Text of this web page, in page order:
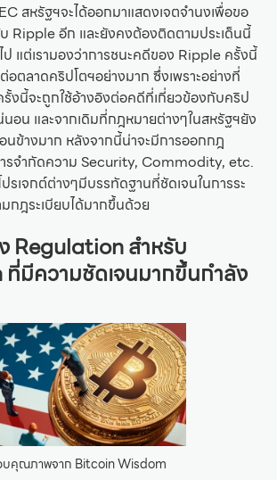
สหรัฐฯจะได้ออกมาแสดงเจตจำนงเพื่อขอ
อีก และยังคงต้องติดตามประเด็นนี้
แต่เรามองว่าการชนะคดีของ Ripple ครั้งนี้
ตลาดคริปโตฯอย่างมาก ซึ่งเพราะอย่างที่
งนี้จะถูกใช้อ้างอิงต่อคดีที่เกี่ยวข้องกับคริป
อน และจากเดิมที่กฎหมายต่างๆในสหรัฐฯยัง
นข้างมาก หลังจากนี้น่าจะมีการออกกฎ
รจำกัดความ Security, Commodity, etc.
รเจกต์ต่างๆมีบรรทัดฐานที่ชัดเจนในการระ
กฎระเบียบได้มากขึ้นด้วย
Regulation สำหรับ
มีความชัดเจนมากขึ้นกำลัง
คุณภาพจาก Bitcoin Wisdom